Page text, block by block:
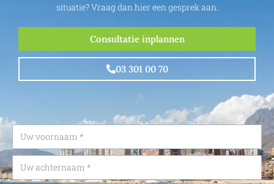
situatie? Vraag dan hier een gesprek aan.
Consultatie inplannen
03 301 00 70